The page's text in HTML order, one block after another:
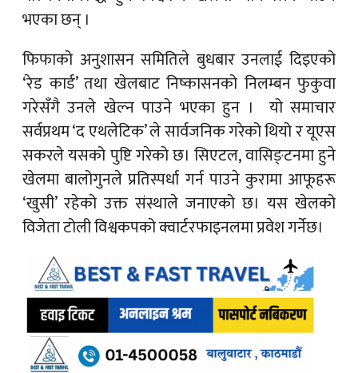
भएका छन् ।
फिफाको अनुशासन समितिले बुधबार उनलाई दिइएको
‘रेड कार्ड’ तथा खेलबाट निष्कासनको निलम्बन फुकुवा
गरेसँगै उनले खेल्न पाउने भएका हुन । यो समाचार
सर्वप्रथम ‘द एथलेटिक’ ले सार्वजनिक गरेको थियो र यूएस
सकरले यसको पुष्टि गरेको छ। सिएटल, वासिङ्टनमा हुने
खेलमा बालोगुनले प्रतिस्पर्धा गर्न पाउने कुरामा आफूहरू
‘खुसी’ रहेको उक्त संस्थाले जनाएको छ। यस खेलको
विजेता टोली विश्वकपको क्वार्टरफाइनलमा प्रवेश गर्नेछ।